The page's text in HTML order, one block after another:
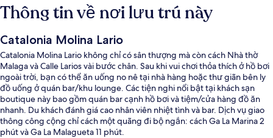
Thông tin về nơi lưu trú này
Catalonia Molina Lario
Catalonia Molina Lario không chỉ có sân thượng mà còn cách Nhà thờ
Malaga và Calle Larios vài bước chân. Sau khi vui chơi thỏa thích ở hồ bơi
ngoài trời, bạn có thể ăn uống no nê tại nhà hàng hoặc thư giãn bên ly
đồ uống ở quán bar/khu lounge. Các tiện nghi nổi bật tại khách sạn
boutique này bao gồm quán bar cạnh hồ bơi và tiệm/cửa hàng đồ ăn
nhanh. Du khách đánh giá cao nhân viên nhiệt tình và bar. Dịch vụ giao
thông công cộng chỉ cách một quãng đi bộ ngắn: cách Ga La Marina 2
phút và Ga La Malagueta 11 phút.